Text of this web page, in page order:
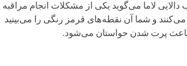
دالایی لاما می‌گوید یکی از مشکلات انجام مراقبه
و شما آن نقطه‌های قرمز رنگی را می‌بینید
باعث پرت شدن حواستان می‌شود.